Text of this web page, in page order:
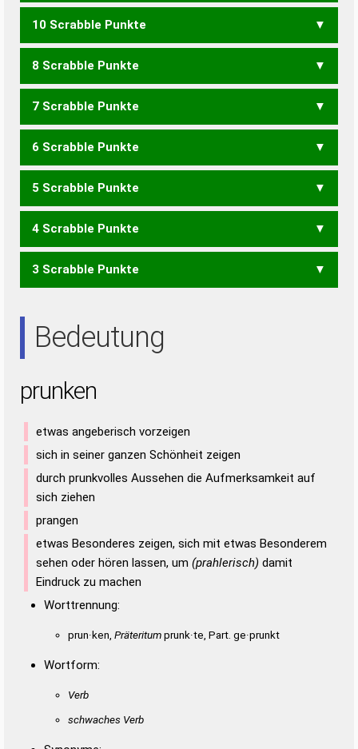
PUNKER
10 Scrabble Punkte
PUNK
8 Scrabble Punkte
KUREN PUREN
7 Scrabble Punkte
KENN KERN KREN KURE
6 Scrabble Punkte
KUR PER PUR REP
5 Scrabble Punkte
RUNEN URNEN
4 Scrabble Punkte
NEUN RENN RUNE UREN
3 Scrabble Punkte
Bedeutung
prunken
etwas angeberisch vorzeigen
sich in seiner ganzen Schönheit zeigen
durch prunkvolles Aussehen die Aufmerksamkeit auf
sich ziehen
prangen
etwas Besonderes zeigen, sich mit etwas Besonderem
sehen oder hören lassen, um (prahlerisch) damit
Eindruck zu machen
Worttrennung:
prun·ken, Präteritumprunk·te, Part. ge·prunkt
Wortform:
Verb
schwaches Verb